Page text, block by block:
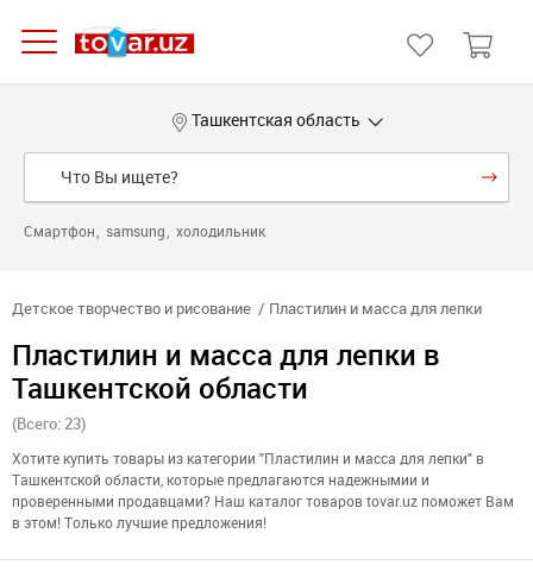
Ташкентская область
Смартфон samsung холодильник
Детское творчество и рисование Пластилин и масса для лепки
Пластилин и масса для лепки в
Ташкентской области
(Всего: 23)
Хотите купить товары из категории "Пластилин и масса для лепки" в
Ташкентской области, которые предлагаются надежнымии и
проверенными продавцами? Наш каталог товаров tovar.uz поможет Вам
в этом! Только лучшие предложения!